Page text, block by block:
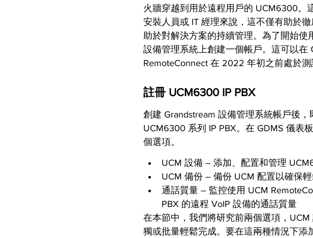
火牆穿越到用於遠程用戶的 UCM6300。
安裝人員或 IT 經理來說，這不僅有助於
助於對解決方案的持續管理。為了開始使
設備管理系統上創建一個帳戶。這可以在
RemoteConnect 在 2022 年初之前處於
註冊 UCM6300 IP PBX
創建 Grandstream 設備管理系統帳戶後
UCM6300 系列 IP PBX。在 GDMS 儀表
個選項。
UCM 設備 – 添加、配置和管理
UCM 備份 – 備份 UCM 配置以確保
通話質量 – 監控使用 UCM
PBX 的遠程 VoIP 設備的通話質量
在本節中，我們將研究前兩個選項，
獨或批量輕鬆完成。要在這兩種情況下添